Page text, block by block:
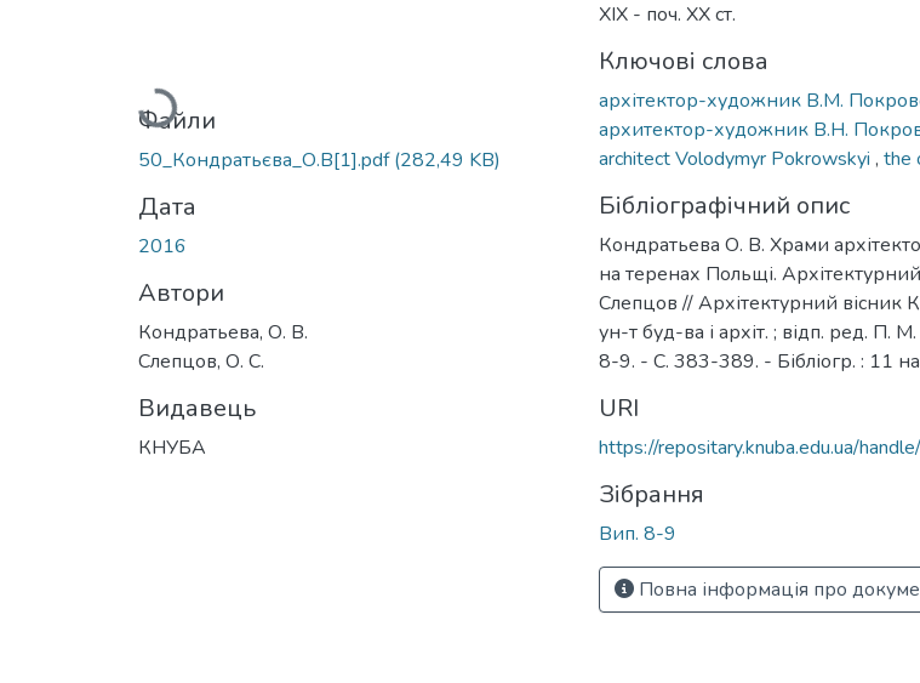
Вантажиться...
Файли
50_Кондратьєва_О.В[1].pdf(282,49 KB)
Дата
2016
Автори
Кондратьева, О. В.
Слепцов, О. С.
Видавець
КНУБА
XIX - поч. XX ст.
Ключові слова
архітектор-художник В.М.
архитектор-художник В.Н.
architect Volodymyr Pokrowskyi , the
Бібліографічний опис
Кондратьева О. В. Храми
на теренах Польщі.
Слепцов // Архітектурний вісник
ун-т буд-ва і архіт. ; відп. ред. П.
8-9. - С. 383-389. - Бібліогр. : 11
URI
https://repositary.knuba.edu.ua/
Зібрання
Вип. 8-9
Повна інформація про